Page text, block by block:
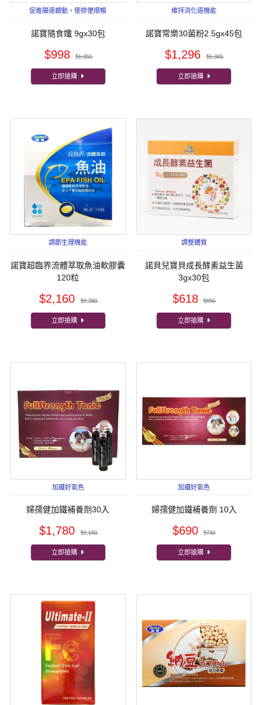
促進腸道蠕動，使排便順暢
諾寶隨食孅 9gx30包
$998 $1,050
立即搶購
維持消化道機能
諾寶常樂30菌粉2.5gx45包
$1,296 $1,365
立即搶購
調節生理機能
諾寶超臨界流體萃取魚油軟膠囊
120粒
$2,160 $2,280
立即搶購
調整體質
諾貝兒寶貝成長酵素益生菌
3gx30包
$618 $650
立即搶購
加鐵好氣色
婦孺健加鐵補養劑30入
$1,780 $2,190
立即搶購
加鐵好氣色
婦孺健加鐵補養劑 10入
$690 $730
立即搶購